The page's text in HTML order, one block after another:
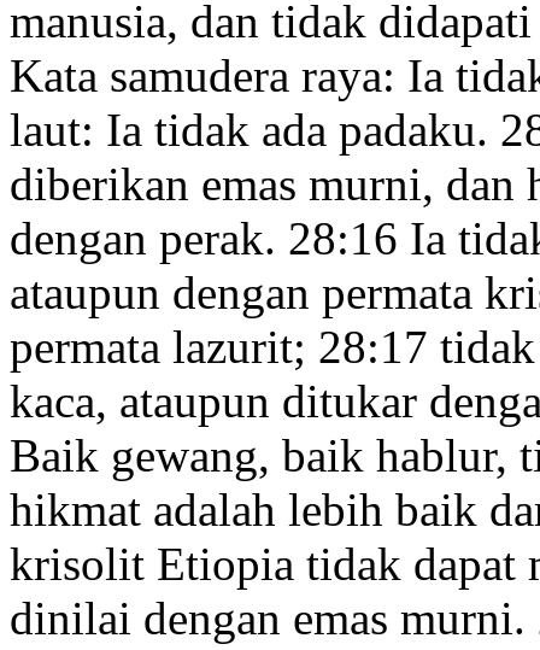
manusia, dan tidak
Kata samudera raya: Ia
laut: Ia tidak ada padaku.
diberikan emas murni, dan
dengan perak. 28:16 Ia
ataupun dengan permata
permata lazurit; 28:17
kaca, ataupun ditukar
Baik gewang, baik hablur,
hikmat adalah lebih baik
krisolit Etiopia tidak dapat
dinilai dengan emas murni.